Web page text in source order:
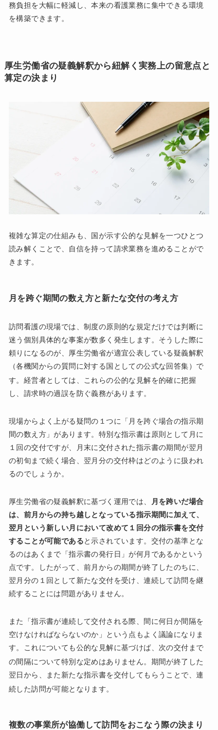
務負担を大幅に軽減し、本来の看護業務に集中できる環境
を構築できます。
厚生労働省の疑義解釈から紐解く実務上の留意点と
算定の決まり
複雑な算定の仕組みも、国が示す公的な見解を一つひとつ
読み解くことで、自信を持って請求業務を進めることがで
きます。
月を跨ぐ期間の数え方と新たな交付の考え方
訪問看護の現場では、制度の原則的な規定だけでは判断に
迷う個別具体的な事案が数多く発生します。そうした際に
頼りになるのが、厚生労働省が適宜公表している疑義解釈
（各機関からの質問に対する国としての公式な回答集）で
す。経営者としては、これらの公的な見解を的確に把握
し、請求時の過誤を防ぐ義務があります。
現場からよく上がる疑問の１つに「月を跨ぐ場合の指示期
間の数え方」があります。特別な指示書は原則として月に
１回の交付ですが、月末に交付された指示書の期間が翌月
の初旬まで続く場合、翌月分の交付枠はどのように扱われ
るのでしょうか。
厚生労働省の疑義解釈に基づく運用では、
月を跨いだ場合
は、前月からの持ち越しとなっている指示期間に加えて、
翌月という新しい月において改めて１回分の指示書を交付
することが可能であると示されています。交付の基準とな
るのはあくまで「指示書の発行日」が何月であるかという
点です。したがって、前月からの期間が終了したのちに、
翌月分の１回として新たな交付を受け、連続して訪問を継
続することには問題がありません。
また「指示書が連続して交付される際、間に何日か間隔を
空けなければならないのか」という点もよく議論になりま
す。これについても公的な見解に基づけば、次の交付まで
の間隔について特別な定めはありません。期間が終了した
翌日から、また新たな指示書を交付してもらうことで、連
続した訪問が可能となります。
複数の事業所が協働して訪問をおこなう際の決まり